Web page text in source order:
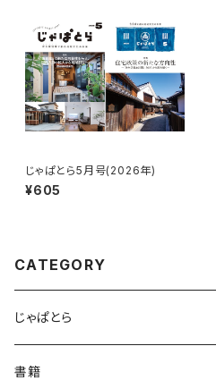
じゃぱとら5月号(2026年)
¥605
CATEGORY
じゃぱとら
書籍